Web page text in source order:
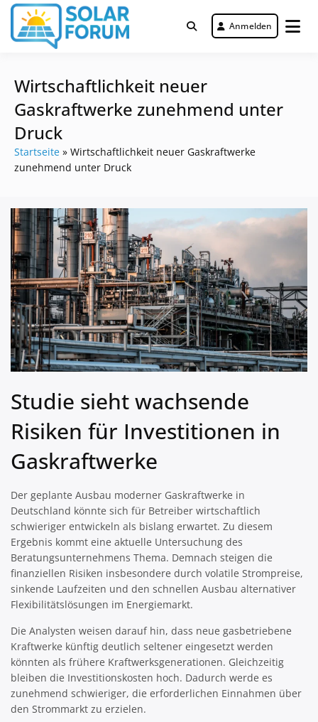
Zum
Inhalt
springen
Solar Forum
Deutschlandweit Nr. 1 Forum für
gewerbliche Solar Investments
Anmelden
Wirtschaftlichkeit neuer
Gaskraftwerke zunehmend unter
Druck
Startseite » Wirtschaftlichkeit neuer Gaskraftwerke
zunehmend unter Druck
Studie sieht wachsende
Risiken für Investitionen in
Gaskraftwerke
Der geplante Ausbau moderner Gaskraftwerke in
Deutschland könnte sich für Betreiber wirtschaftlich
schwieriger entwickeln als bislang erwartet. Zu diesem
Ergebnis kommt eine aktuelle Untersuchung des
Beratungsunternehmens Thema. Demnach steigen die
finanziellen Risiken insbesondere durch volatile Strompreise,
sinkende Laufzeiten und den schnellen Ausbau alternativer
Flexibilitätslösungen im Energiemarkt.
Die Analysten weisen darauf hin, dass neue gasbetriebene
Kraftwerke künftig deutlich seltener eingesetzt werden
könnten als frühere Kraftwerksgenerationen. Gleichzeitig
bleiben die Investitionskosten hoch. Dadurch werde es
zunehmend schwieriger, die erforderlichen Einnahmen über
den Strommarkt zu erzielen.